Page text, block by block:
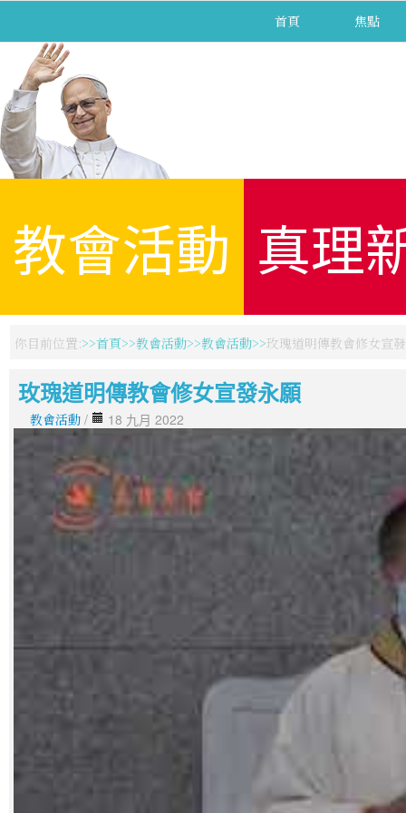
首頁 焦點
教會活動 真理
你目前位置: 首頁 教會活動 教會活動 玫瑰道明傳教會修女宣
玫瑰道明傳教會修女宣發永願
教會活動 / 18 九月 2022